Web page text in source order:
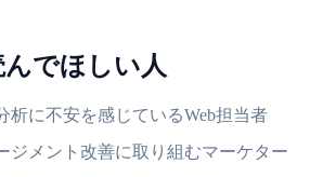
でほしい人
析に不安を感じているWeb担当者
ジメント改善に取り組むマーケター